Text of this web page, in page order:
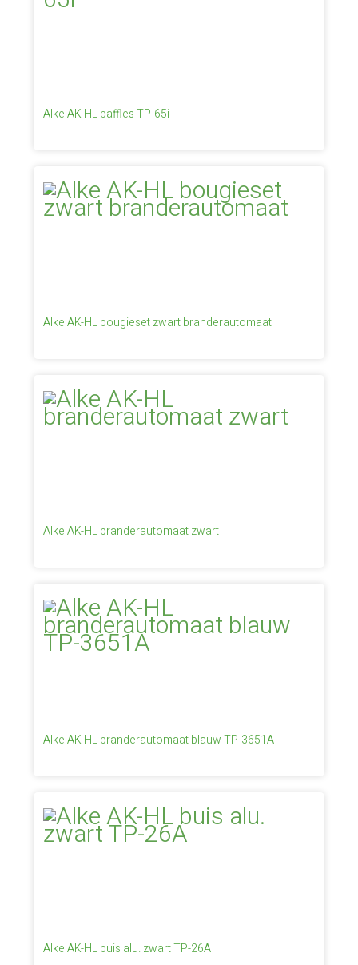
Alke AK-HL baffles TP-65i
Alke AK-HL bougieset zwart branderautomaat
Alke AK-HL branderautomaat zwart
Alke AK-HL branderautomaat blauw TP-3651A
Alke AK-HL buis alu. zwart TP-26A